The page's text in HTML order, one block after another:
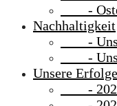
-
Nachhaltigkeit
-
-
Unsere Erfolge
-